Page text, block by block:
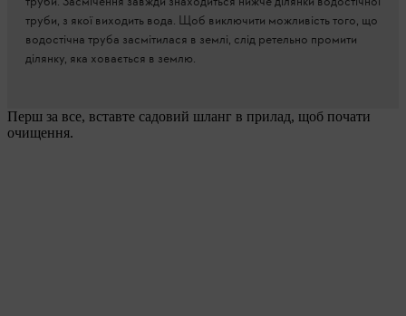
труби, з якої виходить вода. Щоб виключити можливість того, що
водостічна труба засмітилася в землі, слід ретельно промити
ділянку, яка ховається в землю.
Перш за все, вставте садовий шланг в прилад, щоб почати
очищення.